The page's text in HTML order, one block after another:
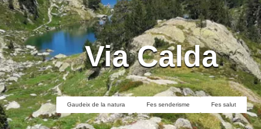
Via Calda
Gaudeix de la natura Fes senderisme Fes salut